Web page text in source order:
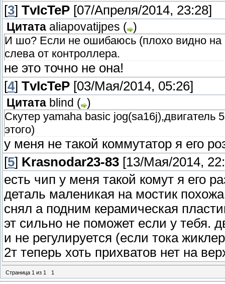
[3] TvIcTeP [07/Апреля/2014, 23:28]
Цитата aliapovatijpes ( )
И шо? Если не ошибаюсь (плохо видно
слева от контроллера.
не это точно не она!
[4] TvIcTeP [03/Мая/2014, 05:26]
Цитата blind ( )
Скутер yamaha basic jog(sa16j),двигатель
этого)
у меня не такой коммутатор я его
[5] Krasnodar23-83 [13/Мая/2014,
есть чип у меня такой комут я его
деталь маленикая на мостик
снял а подним керамическая
эт сильно не поможет если у тебя.
и не регулируется (если тока
2т теперь хоть прихватов нет на
Страница 1 из 1 1